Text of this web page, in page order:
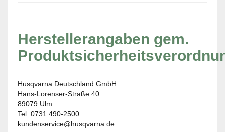
Herstellerangaben gem.
Husqvarna Deutschland GmbH
Hans-Lorenser-Straße 40
89079 Ulm
Tel. 0731 490-2500
kundenservice@husqvarna.de